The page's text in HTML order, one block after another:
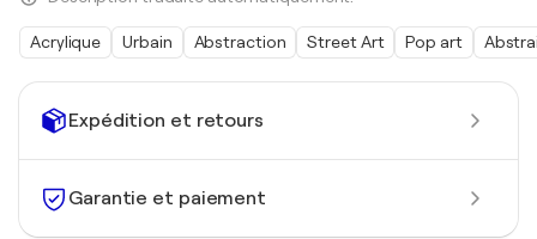
Expédition et retours
Garantie et paiement
Acrylique Urbain Abstraction Street Art Pop art